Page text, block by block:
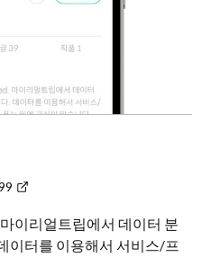
이리얼트립에서 데이터 분
이터를 이용해서 서비스/프